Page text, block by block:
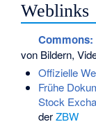
Weblinks
Commons:
von Bildern,
Offizielle
Frühe
Stock
derZBW